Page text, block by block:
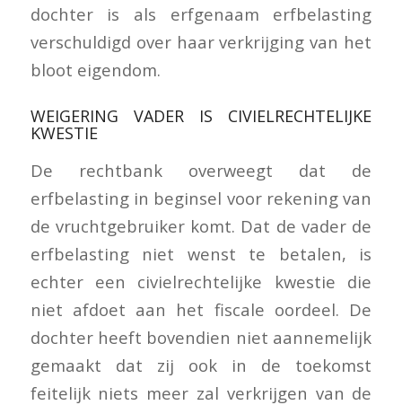
dochter is als erfgenaam erfbelasting
verschuldigd over haar verkrijging van het
bloot eigendom.
WEIGERING VADER IS CIVIELRECHTELIJKE
KWESTIE
De rechtbank overweegt dat de
erfbelasting in beginsel voor rekening van
de vruchtgebruiker komt. Dat de vader de
erfbelasting niet wenst te betalen, is
echter een civielrechtelijke kwestie die
niet afdoet aan het fiscale oordeel. De
dochter heeft bovendien niet aannemelijk
gemaakt dat zij ook in de toekomst
feitelijk niets meer zal verkrijgen van de